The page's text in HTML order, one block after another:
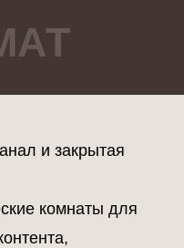
и закрытая
комнаты для